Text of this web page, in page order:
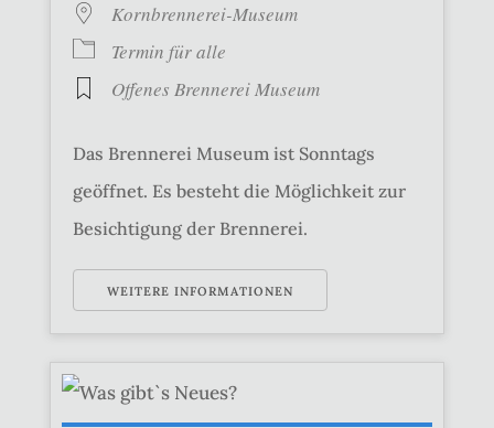
Kornbrennerei-Museum
Termin für alle
Offenes Brennerei Museum
Das Brennerei Museum ist Sonntags
geöffnet. Es besteht die Möglichkeit zur
Besichtigung der Brennerei.
WEITERE INFORMATIONEN